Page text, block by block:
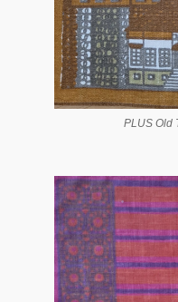
PLUS Old